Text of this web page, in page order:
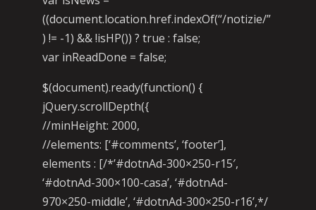
((document.location.href.indexOf(“/notizie/”
) != -1) && !isHP()) ? true : false;
var inReadDone = false;
$(document).ready(function() {
jQuery.scrollDepth({
//minHeight: 2000,
//elements: [‘#comments’, ‘footer’],
elements : [/*’#dotnAd-300×250-r15′,
‘#dotnAd-300×100-casa’, ‘#dotnAd-
970×250-middle’, ‘#dotnAd-300×250-r16’,*/